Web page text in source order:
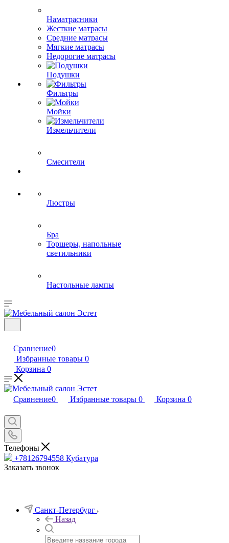
Наматрасники
Жесткие матрасы
Средние матрасы
Мягкие матрасы
Недорогие матрасы
Подушки
Фильтры
Мойки
Измельчители
Смесители
Люстры
Бра
Торшеры, напольные
светильники
Настольные лампы
Сравнение0
Избранные товары 0
Корзина 0
Сравнение0 Избранные товары 0 Корзина 0
Телефоны
+78126794558 Кубатура
Заказать звонок
Санкт-Петербург
Назад